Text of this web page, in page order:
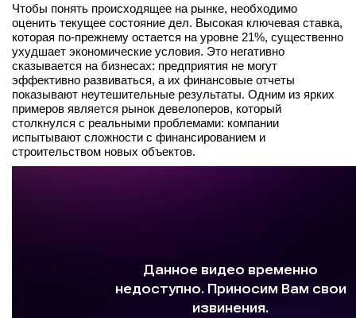
вконтакте
телеграм
Стать автором
Вход
Чтобы понять происходящее на рынке, необходимо
оценить текущее состояние дел. Высокая ключевая ставка,
которая по-прежнему остается на уровне 21%, существенно
ухудшает экономические условия. Это негативно
сказывается на бизнесах: предприятия не могут
эффективно развиваться, а их финансовые отчеты
показывают неутешительные результаты. Одним из ярких
примеров является рынок девелоперов, который
столкнулся с реальными проблемами: компании
испытывают сложности с финансированием и
строительством новых объектов.